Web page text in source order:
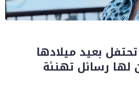
بعيد ميلادها
لها رسائل تهنئة